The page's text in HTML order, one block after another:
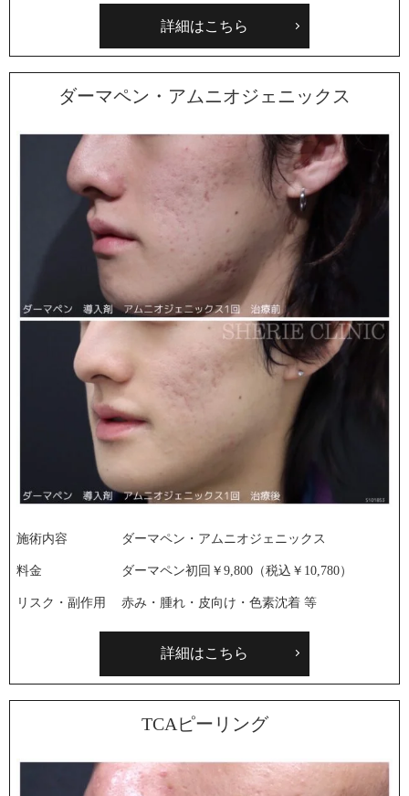
詳細はこちら
ダーマペン・アムニオジェニックス
施術内容 ダーマペン・アムニオジェニックス
料金 ダーマペン初回￥9,800（税込￥10,780）
リスク・副作用 赤み・腫れ・皮向け・色素沈着 等
詳細はこちら
TCAピーリング